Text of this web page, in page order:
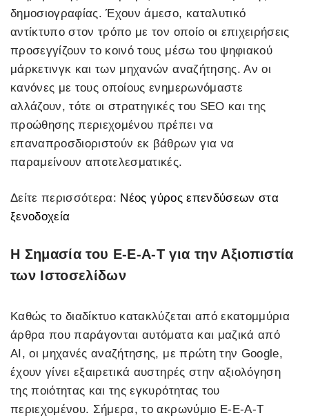
δημοσιογραφίας. Έχουν άμεσο, καταλυτικό
αντίκτυπο στον τρόπο με τον οποίο οι επιχειρήσεις
προσεγγίζουν το κοινό τους μέσω του ψηφιακού
μάρκετινγκ και των μηχανών αναζήτησης. Αν οι
κανόνες με τους οποίους ενημερωνόμαστε
αλλάζουν, τότε οι στρατηγικές του SEO και της
προώθησης περιεχομένου πρέπει να
επαναπροσδιοριστούν εκ βάθρων για να
παραμείνουν αποτελεσματικές.
Δείτε περισσότερα: Νέος γύρος επενδύσεων στα
ξενοδοχεία
Η Σημασία του E-E-A-T για την Αξιοπιστία
των Ιστοσελίδων
Καθώς το διαδίκτυο κατακλύζεται από εκατομμύρια
άρθρα που παράγονται αυτόματα και μαζικά από
AI, οι μηχανές αναζήτησης, με πρώτη την Google,
έχουν γίνει εξαιρετικά αυστηρές στην αξιολόγηση
της ποιότητας και της εγκυρότητας του
περιεχομένου. Σήμερα, το ακρωνύμιο E-E-A-T